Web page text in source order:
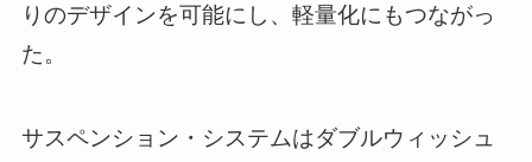
りのデザインを可能にし、軽量化にもつながっ
た。
サスペンション・システムはダブルウィッシュ